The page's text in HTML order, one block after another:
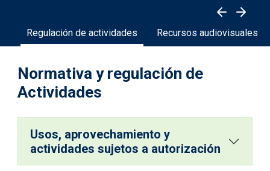
Regulación de actividades Recursos audiovisuales
Normativa y regulación de
Actividades
Usos, aprovechamiento y
actividades sujetos a autorización